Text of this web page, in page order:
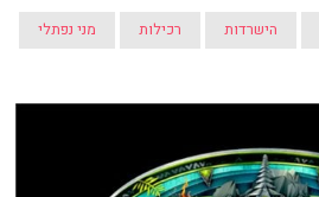
הישרדות רכילות מני נפתלי